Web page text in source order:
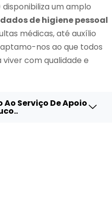
um amplo
de higiene pessoal
médicas, até auxílio
nos ao que todos
com qualidade e
Ao Serviço De Apoio